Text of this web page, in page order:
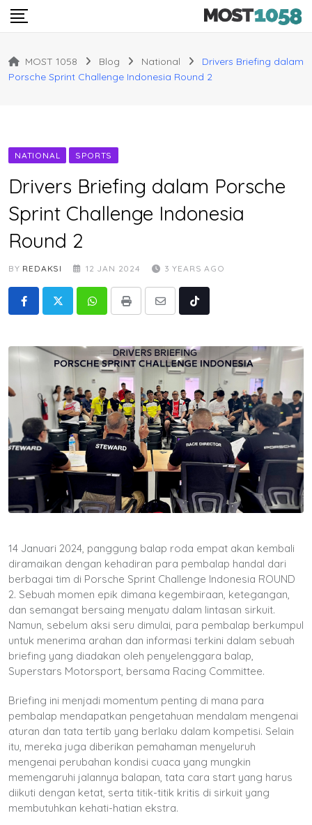
Skip
MOST 1058 Blog National
Drivers Briefing dalam
Porsche Sprint Challenge Indonesia Round 2
NATIONAL SPORTS
Drivers Briefing dalam Porsche
Sprint Challenge Indonesia
Round 2
BY REDAKSI 12 JAN 2024 3 YEARS AGO
WhatsappPrint
Share
Tiktok
14 Januari 2024, panggung balap roda empat akan kembali
diramaikan dengan kehadiran para pembalap handal dari
berbagai tim di Porsche Sprint Challenge Indonesia ROUND
2. Sebuah momen epik dimana kegembiraan, ketegangan,
dan semangat bersaing menyatu dalam lintasan sirkuit.
Namun, sebelum aksi seru dimulai, para pembalap berkumpul
untuk menerima arahan dan informasi terkini dalam sebuah
briefing yang diadakan oleh penyelenggara balap,
Superstars Motorsport, bersama Racing Committee.
Briefing ini menjadi momentum penting di mana para
pembalap mendapatkan pengetahuan mendalam mengenai
aturan dan tata tertib yang berlaku dalam kompetisi. Selain
itu, mereka juga diberikan pemahaman menyeluruh
mengenai perubahan kondisi cuaca yang mungkin
memengaruhi jalannya balapan, tata cara start yang harus
diikuti dengan ketat, serta titik-titik kritis di sirkuit yang
membutuhkan kehati-hatian ekstra.